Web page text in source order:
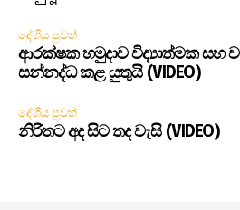
දේශීය පුවත්
ආරක්ෂක හමුදාව විද්‍යාත්මක
සන්නද්ධ කළ යුතුයි (VIDEO)
දේශීය පුවත්
නිරිතට අද සිට තද වැසි (VIDEO)